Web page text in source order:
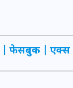
फेसबुक एक्स